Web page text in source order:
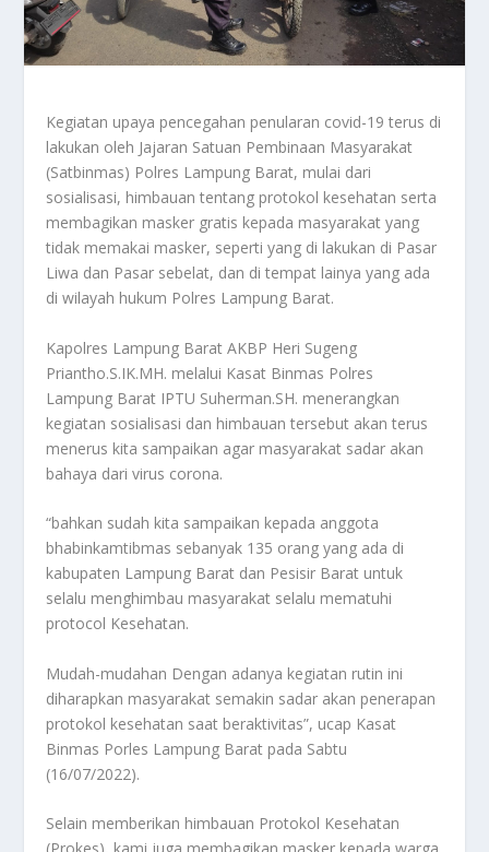
Kegiatan upaya pencegahan penularan covid-19 terus di
lakukan oleh Jajaran Satuan Pembinaan Masyarakat
(Satbinmas) Polres Lampung Barat, mulai dari
sosialisasi, himbauan tentang protokol kesehatan serta
membagikan masker gratis kepada masyarakat yang
tidak memakai masker, seperti yang di lakukan di Pasar
Liwa dan Pasar sebelat, dan di tempat lainya yang ada
di wilayah hukum Polres Lampung Barat.
Kapolres Lampung Barat AKBP Heri Sugeng
Priantho.S.IK.MH. melalui Kasat Binmas Polres
Lampung Barat IPTU Suherman.SH. menerangkan
kegiatan sosialisasi dan himbauan tersebut akan terus
menerus kita sampaikan agar masyarakat sadar akan
bahaya dari virus corona.
“bahkan sudah kita sampaikan kepada anggota
bhabinkamtibmas sebanyak 135 orang yang ada di
kabupaten Lampung Barat dan Pesisir Barat untuk
selalu menghimbau masyarakat selalu mematuhi
protocol Kesehatan.
Mudah-mudahan Dengan adanya kegiatan rutin ini
diharapkan masyarakat semakin sadar akan penerapan
protokol kesehatan saat beraktivitas”, ucap Kasat
Binmas Porles Lampung Barat pada Sabtu
(16/07/2022).
Selain memberikan himbauan Protokol Kesehatan